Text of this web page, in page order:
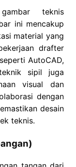
teknis
ini mencakup
material yang
drafter
AutoCAD,
sipil juga
visual dan
dengan
desain
teknis.